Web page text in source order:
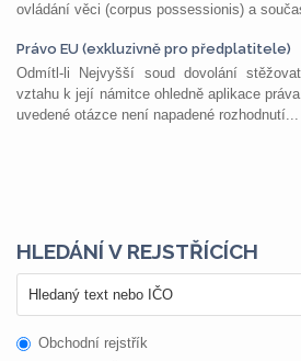
ovládání věci (corpus possessionis) a
Právo EU (exkluzivně pro předplatitele)
Odmítl-li Nejvyšší soud dovolání
vztahu k její námitce ohledně aplikace
uvedené otázce není napadené rozhodnutí...
HLEDÁNÍ V REJSTŘÍCÍCH
Obchodní rejstřík